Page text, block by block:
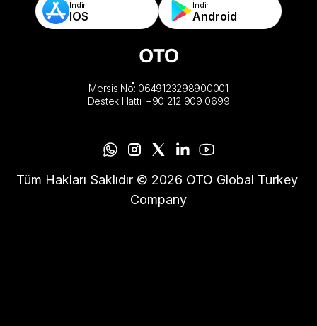
İndir
IOS
İndir
Android
Mersis No: 0649123298900001
Destek Hattı: +90 212 909 0699
Tüm Hakları Saklıdır © 2026 OTO Global Turkey
Company